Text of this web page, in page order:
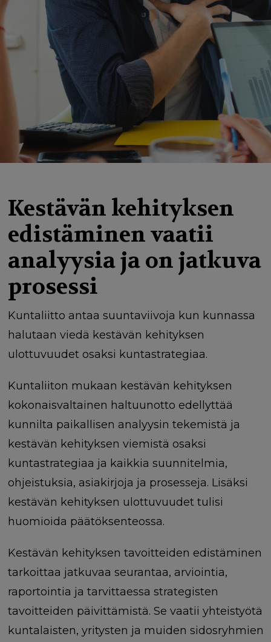
a
t
i
o
n
Kestävän kehityksen
edistäminen vaatii
analyysia ja on jatkuva
prosessi
Kuntaliitto antaa suuntaviivoja kun kunnassa
halutaan viedä kestävän kehityksen
ulottuvuudet osaksi kuntastrategiaa.
Kuntaliiton mukaan kestävän kehityksen
kokonaisvaltainen haltuunotto edellyttää
kunnilta paikallisen analyysin tekemistä ja
kestävän kehityksen viemistä osaksi
kuntastrategiaa ja kaikkia suunnitelmia,
ohjeistuksia, asiakirjoja ja prosesseja. Lisäksi
kestävän kehityksen ulottuvuudet tulisi
huomioida päätöksenteossa.
Kestävän kehityksen tavoitteiden edistäminen
tarkoittaa jatkuvaa seurantaa, arviointia,
raportointia ja tarvittaessa strategisten
tavoitteiden päivittämistä. Se vaatii yhteistyötä
kuntalaisten, yritysten ja muiden sidosryhmien